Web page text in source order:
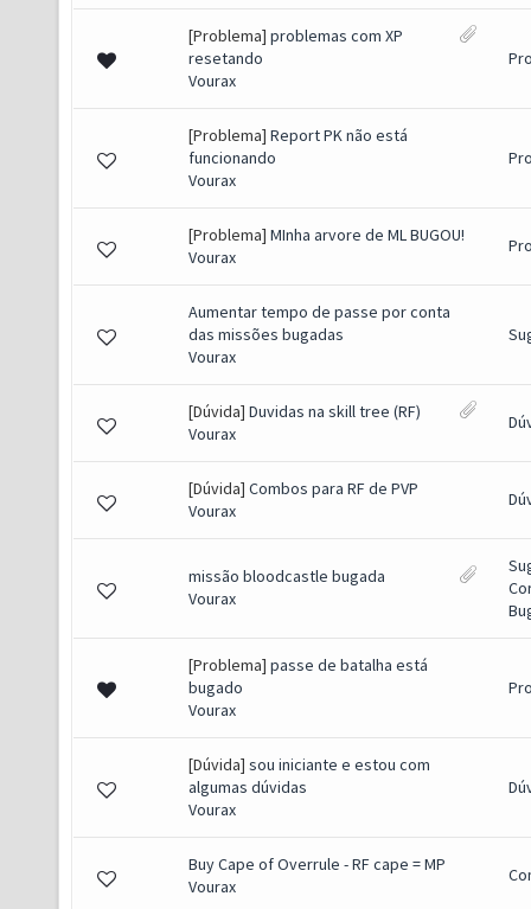
[Problema] problemas com XP
resetando
Vourax
[Problema] Report PK não está
funcionando
Vourax
[Problema] MInha arvore de ML BUGOU!
Vourax
Aumentar tempo de passe por conta
das missões bugadas
Vourax
[Dúvida] Duvidas na skill tree (RF)
Vourax
[Dúvida] Combos para RF de PVP
Vourax
missão bloodcastle bugada
Vourax
[Problema] passe de batalha está
bugado
Vourax
[Dúvida] sou iniciante e estou com
algumas dúvidas
Vourax
Buy Cape of Overrule - RF cape = MP
Vourax